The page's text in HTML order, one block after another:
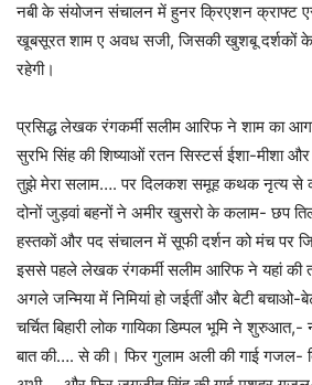
नबी के संयोजन संचालन में हुनर क्रिएशन क्राफ्ट
खूबसूरत शाम ए अवध सजी, जिसकी खुशबू दर्शकों
रहेगी।
प्रसिद्ध लेखक रंगकर्मी सलीम आरिफ ने शाम का
सुरभि सिंह की शिष्याओं रतन सिस्टर्स ईशा-मीशा
तुझे मेरा सलाम…. पर दिलकश समूह कथक नृत्य से
दोनों जुड़वां बहनों ने अमीर खुसरो के कलाम- छप
हस्तकाें और पद संचालन में सूफी दर्शन को मंच पर
इससे पहले लेखक रंगकर्मी सलीम आरिफ ने यहां की
अगले जन्मिया में निमियां हो जईतीं और बेटी बचाओ-
चर्चित बिहारी लोक गायिका डिम्पल भूमि ने
बात की…. से की। फिर गुलाम अली की गाई गजल-